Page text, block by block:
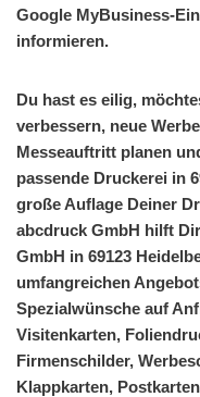
Google MyBusiness-
informieren.
Du hast es eilig,
verbessern, neue
Messeauftritt planen
passende Druckerei in
große Auflage Deiner
abcdruck GmbH hilft
GmbH in 69123
umfangreichen
Spezialwünsche auf
Visitenkarten,
Firmenschilder,
Klappkarten,